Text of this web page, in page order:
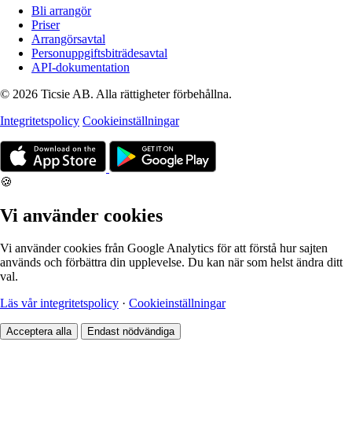
Bli arrangör
Priser
Arrangörsavtal
Personuppgiftsbiträdesavtal
API-dokumentation
© 2026 Ticsie AB. Alla rättigheter förbehållna.
Integritetspolicy Cookieinställningar
🍪
Vi använder cookies
Vi använder cookies från Google Analytics för att förstå hur sajten
används och förbättra din upplevelse. Du kan när som helst ändra ditt
val.
Läs vår integritetspolicy · Cookieinställningar
Acceptera alla Endast nödvändiga